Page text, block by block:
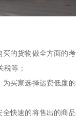
买的货物做全方面的考
等；
买家选择运费低廉的
快速的将售出的商品